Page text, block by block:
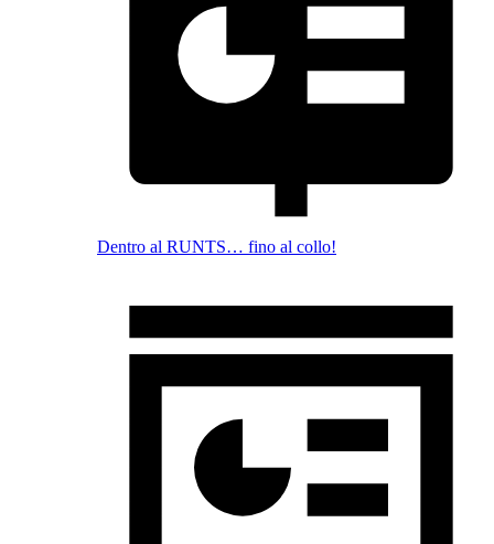
Dentro al RUNTS… fino al collo!